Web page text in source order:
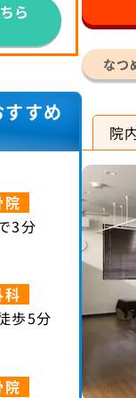
なつ
院
すめ
院
3分
科
歩5分
院